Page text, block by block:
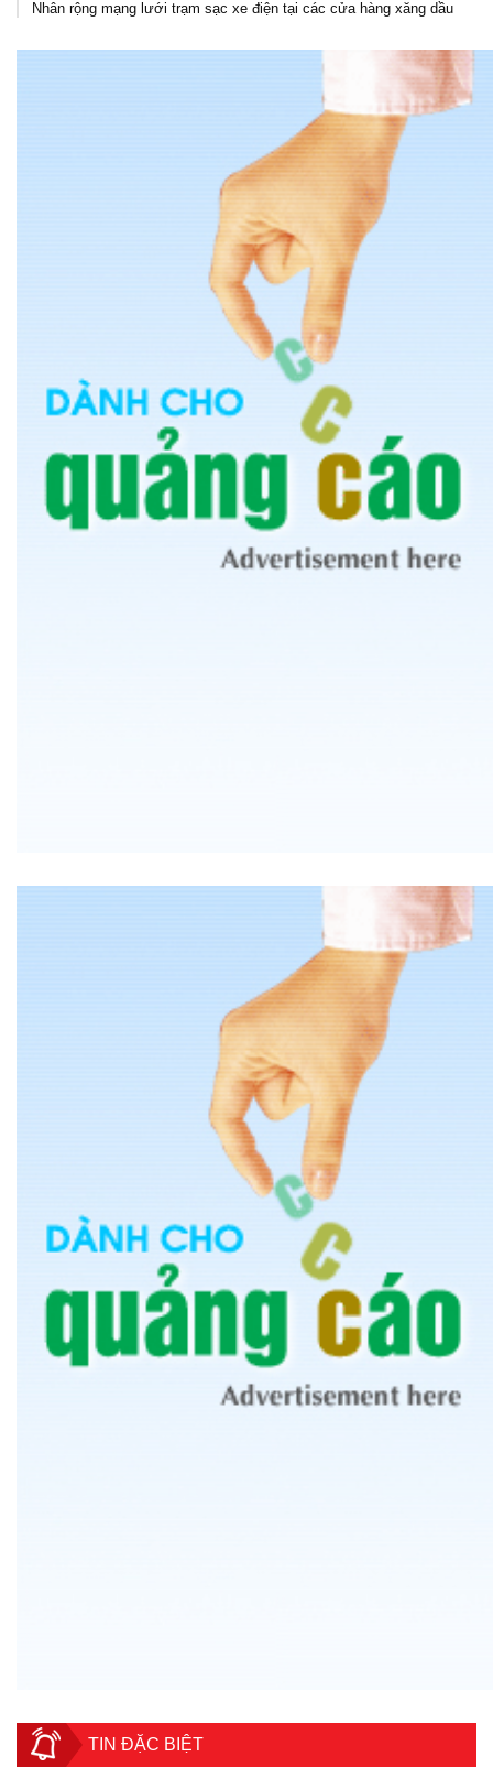
Nhân rộng mạng lưới trạm sạc xe điện tại các cửa hàng xăng dầu
TIN ĐẶC BIỆT